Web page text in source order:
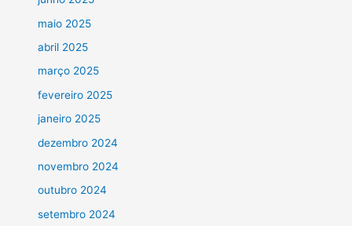
maio 2025
abril 2025
março 2025
fevereiro 2025
janeiro 2025
dezembro 2024
novembro 2024
outubro 2024
setembro 2024